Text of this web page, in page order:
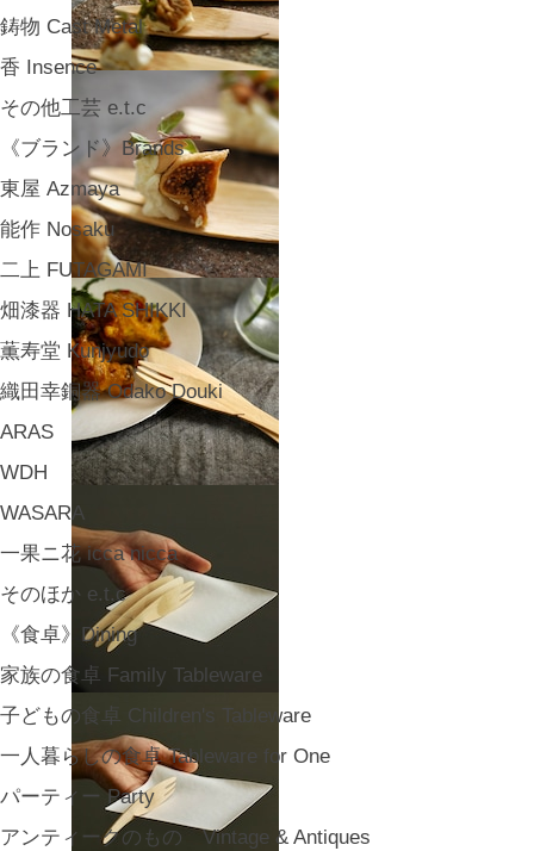
鋳物 Cast Metal
香 Insence
その他工芸 e.t.c
《ブランド》Brands
東屋 Azmaya
能作 Nosaku
二上 FUTAGAMI
畑漆器 HATA SHIKKI
薫寿堂 Kunjyudo
織田幸銅器 Odako Douki
ARAS
WDH
WASARA
一果ニ花 icca nicca
そのほか e.t.c
《食卓》Dining
家族の食卓 Family Tableware
子どもの食卓 Children's Tableware
一人暮らしの食卓 Tableware for One
パーティー Party
アンティークのもの Vintage & Antiques